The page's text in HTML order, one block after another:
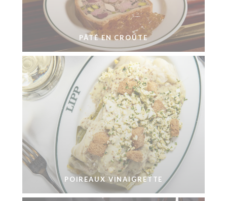
PÂTÉ EN CROÛTE
POIREAUX VINAIGRETTE